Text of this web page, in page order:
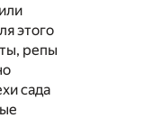
этого
репы
сада